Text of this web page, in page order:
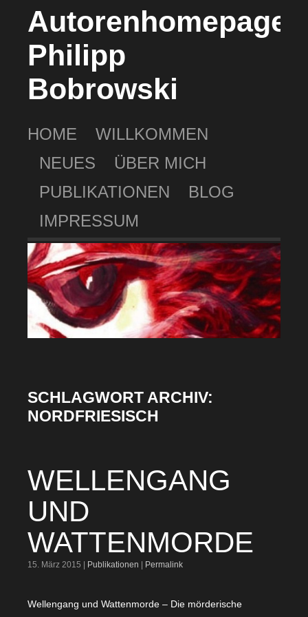
Autorenhomepage
Philipp
Bobrowski
HOME
WILLKOMMEN
NEUES
ÜBER MICH
PUBLIKATIONEN
BLOG
IMPRESSUM
SCHLAGWORT ARCHIV:
NORDFRIESISCH
WELLENGANG
UND
WATTENMORDE
15. März 2015 | Publikationen Permalink
Wellengang und Wattenmorde – Die mörderische